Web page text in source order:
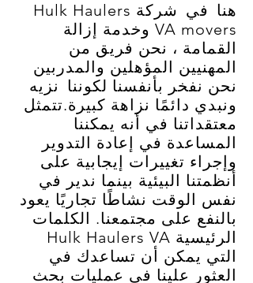
هنا في
شركة Hulk Haulers
VA movers وخدمة إزالة
القمامة ، نحن فريق من
المهنيين المؤهلين والمدربين
نحن نفخر بأنفسنا لكوننا نزيه
ونبدي دائمًا نزاهة كبيرة.تتمثل
معتقداتنا في أنه يمكننا
المساعدة في إعادة التدوير
وإجراء تغييرات إيجابية على
أنظمتنا البيئية بينما ندير في
نفس الوقت نشاطًا تجاريًا يعود
بالنفع على مجتمعنا. الكلمات
الرئيسية Hulk Haulers VA
التي يمكن أن تساعدك في
العثور علينا في عمليات بحث